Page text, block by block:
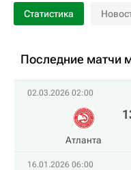
Статистика
Последние матчи
02.03.2026 02:00
Атланта
16.01.2026 06:00